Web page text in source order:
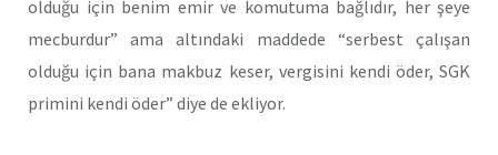
olduğu için benim emir ve komutuma bağlıdır, her şeye
mecburdur” ama altındaki maddede “serbest çalışan
olduğu için bana makbuz keser, vergisini kendi öder, SGK
primini kendi öder” diye de ekliyor.